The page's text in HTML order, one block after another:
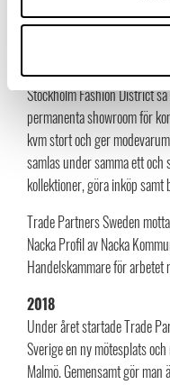
produktion och pop up-
fantastiskt mottagande och
inom branscher som mode,
Stockholm Fashion District
permanenta showroom för
kvm stort och ger
samlas under samma ett
kollektioner, göra inköp samt
Trade Partners Sweden
Nacka Profil av Nacka
Handelskammare för
2018
Under året startade Trade
Sverige en ny mötesplats
Malmö. Gemensamt gör